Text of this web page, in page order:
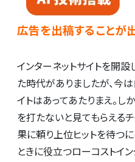
広告を出稿することが
インターネットサイトを開
た時代がありましたが、今
イトはあってあたりまえ。し
を打たないと見てもらえる
果に頼り上位ヒットを待つに
ときに役立つローコストイ